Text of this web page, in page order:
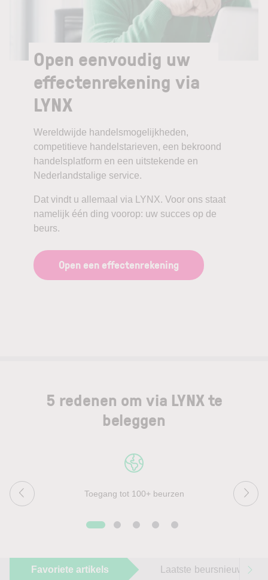
Open eenvoudig uw
effectenrekening via
LYNX
Wereldwijde handelsmogelijkheden,
competitieve handelstarieven, een bekroond
handelsplatform en een uitstekende en
Nederlandstalige service.
Dat vindt u allemaal via LYNX. Voor ons staat
namelijk één ding voorop: uw succes op de
beurs.
Open een effectenrekening
5 redenen om via LYNX te
beleggen
Toegang tot 100+ beurzen
Favoriete artikels Laatste beursnieuws